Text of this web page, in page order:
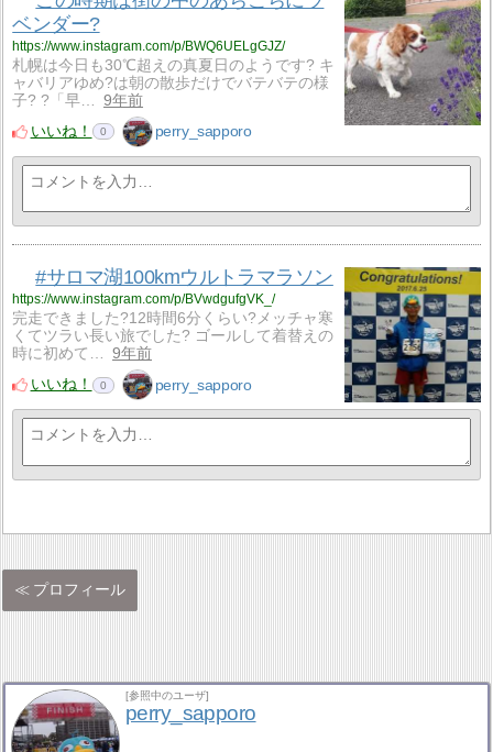
ベンダー?
https://www.instagram.com/p/BWQ6UELgGJZ/
札幌は今日も30℃超えの真夏日のようです? キ
ャバリアゆめ?は朝の散歩だけでバテバテの様
子? ?「早…
9年前
いいね！
0 perry_sapporo
#サロマ湖100kmウルトラマラソン
https://www.instagram.com/p/BVwdgufgVK_/
完走できました?12時間6分くらい?メッチャ寒
くてツラい長い旅でした? ゴールして着替えの
時に初めて…
9年前
いいね！
0 perry_sapporo
プロフィール
[参照中のユーザ]
perry_sapporo